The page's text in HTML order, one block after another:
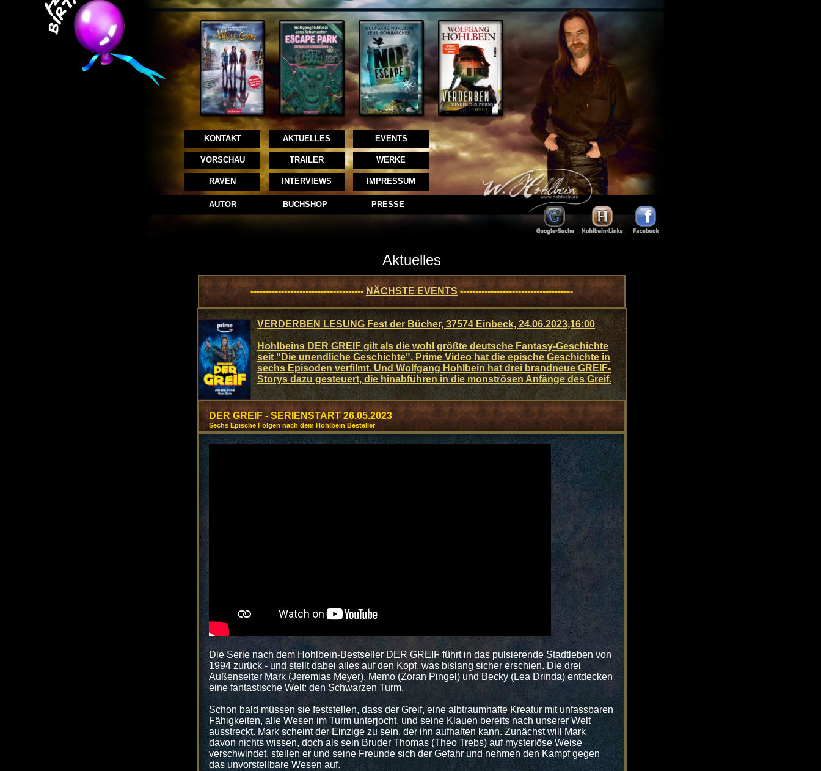
KONTAKT AKTUELLES EVENTS
VORSCHAU TRAILER WERKE
RAVEN INTERVIEWS IMPRESSUM
AUTOR BUCHSHOP PRESSE
Aktuelles
------------------------------------- NÄCHSTE EVENTS -------------------------------------
VERDERBEN LESUNG Fest der Bücher, 37574 Einbeck, 24.06.2023,16:00
Hohlbeins DER GREIF gilt als die wohl größte deutsche Fantasy-Geschichte
seit "Die unendliche Geschichte". Prime Video hat die epische Geschichte in
sechs Episoden verfilmt. Und Wolfgang Hohlbein hat drei brandneue GREIF-
Storys dazu gesteuert, die hinabführen in die monströsen Anfänge des Greif.
DER GREIF - SERIENSTART 26.05.2023
Sechs Epische Folgen nach dem Hohlbein Besteller
Die Serie nach dem Hohlbein-Bestseller DER GREIF führt in das pulsierende Stadtleben von
1994 zurück - und stellt dabei alles auf den Kopf, was bislang sicher erschien. Die drei
Außenseiter Mark (Jeremias Meyer), Memo (Zoran Pingel) und Becky (Lea Drinda) entdecken
eine fantastische Welt: den Schwarzen Turm.
Schon bald müssen sie feststellen, dass der Greif, eine albtraumhafte Kreatur mit unfassbaren
Fähigkeiten, alle Wesen im Turm unterjocht, und seine Klauen bereits nach unserer Welt
ausstreckt. Mark scheint der Einzige zu sein, der ihn aufhalten kann. Zunächst will Mark
davon nichts wissen, doch als sein Bruder Thomas (Theo Trebs) auf mysteriöse Weise
verschwindet, stellen er und seine Freunde sich der Gefahr und nehmen den Kampf gegen
das unvorstellbare Wesen auf.